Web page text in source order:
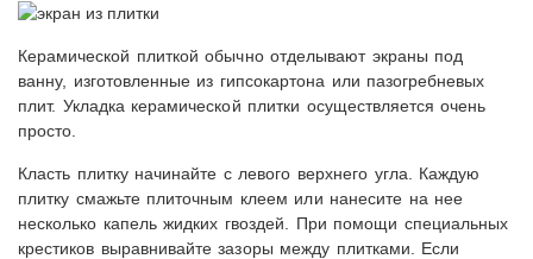
Керамической плиткой обычно отделывают экраны под
ванну, изготовленные из гипсокартона или пазогребневых
плит. Укладка керамической плитки осуществляется очень
просто.
Класть плитку начинайте с левого верхнего угла. Каждую
плитку смажьте плиточным клеем или нанесите на нее
несколько капель жидких гвоздей. При помощи специальных
крестиков выравнивайте зазоры между плитками. Если